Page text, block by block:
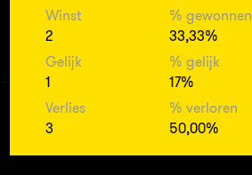
Winst
2
% gewonnen
33,33%
Gelijk
1
% gelijk
17%
Verlies
3
% verloren
50,00%